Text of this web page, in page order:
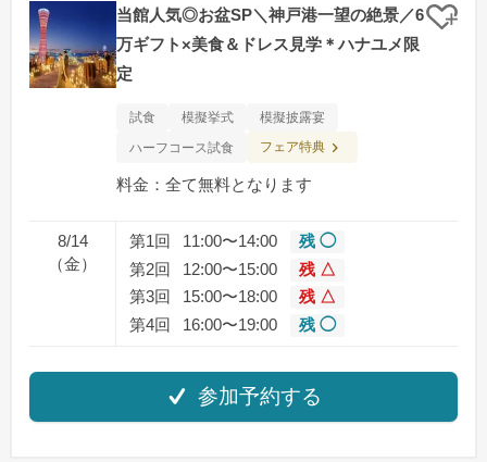
当館人気◎お盆SP＼神戸港一望の絶景／6
万ギフト×美食＆ドレス見学＊ハナユメ限
定
クリ
試食 模擬挙式
模擬披露宴
ハーフコース試食
フェア特典
料金：全て無料となります
8/14
（金）
第1回 11:00〜14:00
残 ◯
第2回
12:00〜15:00
残 △
第3回
15:00〜18:00
残 △
第4回
16:00〜19:00 残 ◯
参加予約する